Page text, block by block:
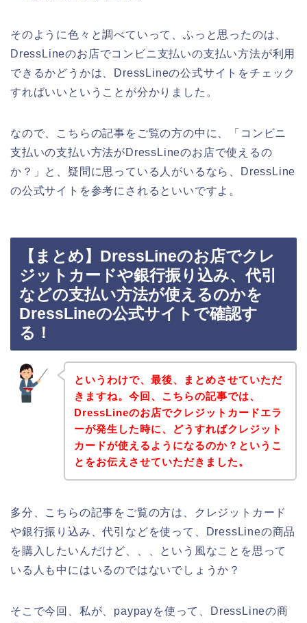
そのように色々と調べていって、ふっと思ったのは、
DressLineのお店でコンビニ支払いの支払い方法が利用
できるかどうかは、DressLineの公式サイトをチェック
すればいいということが分かりました。
なので、こちらの記事をご覧の方の中に、「コンビニ
支払いの支払い方法がDressLineのお店で使えるの
か？」と、疑問に思っている人がいるなら、DressLine
の公式サイトを参考にされるといいですよ。
【まとめ】DressLineのお店でクレ
ジットカードや銀行振り込み、代引
などの支払い方法が使えるのかを
DressLineの公式サイトで確認す
る！
というわけで、最後、まとめさせていただ
きますね。今回、こちらの記事では、
DressLineのお店でクレジットカードエラ
ーが発生した時に、どうすればクレジット
カードが使えるようになるのか？というこ
とをお伝えさせていただきました。
多分、こちらの記事をご覧の方は、クレジットカード
や銀行振り込み、代引などを使って、DressLineの商品
を購入したいんだけど、、、という風なことを思って
いる人も中にはいるのではないでしょうか？
そこで今回、私が、paypayを使って、DressLineの商